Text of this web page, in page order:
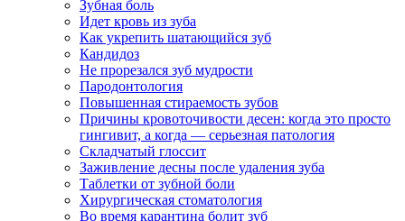
Зубная боль
Идет кровь из зуба
Как укрепить шатающийся зуб
Кандидоз
Не прорезался зуб мудрости
Пародонтология
Повышенная стираемость зубов
Причины кровоточивости десен: когда это просто
гингивит, а когда — серьезная патология
Складчатый глоссит
Заживление десны после удаления зуба
Таблетки от зубной боли
Хирургическая стоматология
Во время карантина болит зуб